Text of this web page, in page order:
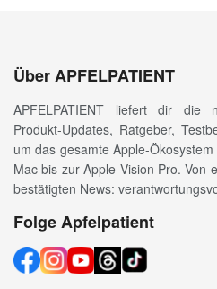
Über APFELPATIENT
APFELPATIENT liefert dir die
Produkt-Updates, Ratgeber,
um das gesamte Apple-
Mac bis zur Apple Vision Pro. Von
bestätigten News:
Folge Apfelpatient